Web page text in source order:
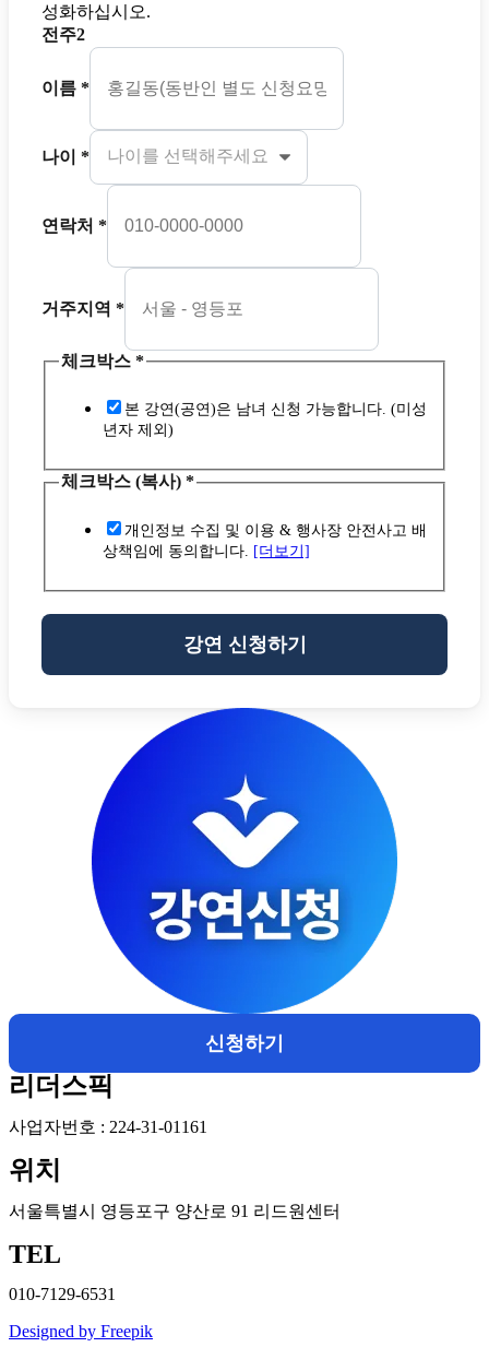
성화하십시오.
전주2
이름 *
나이 *
연락처 *
거주지역 *
체크박스 *
본 강연(공연)은 남녀 신청 가능합니다. (미성
년자 제외)
체크박스 (복사) *
개인정보 수집 및 이용 & 행사장 안전사고 배
상책임에 동의합니다. [더보기]
강연 신청하기
신청하기
리더스픽
사업자번호 : 224-31-01161
위치
서울특별시 영등포구 양산로 91 리드원센터
TEL
010-7129-6531
Designed by Freepik